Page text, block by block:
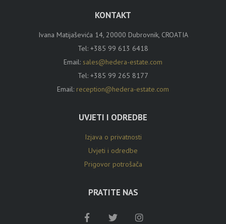
KONTAKT
Ivana Matijaševića 14, 20000 Dubrovnik, CROATIA
Tel: +385 99 613 6418
Email: sales@hedera-estate.com
Tel: +385 99 265 8177
Email: reception@hedera-estate.com
UVJETI I ODREDBE
Izjava o privatnosti
Uvjeti i odredbe
Prigovor potrošača
PRATITE NAS